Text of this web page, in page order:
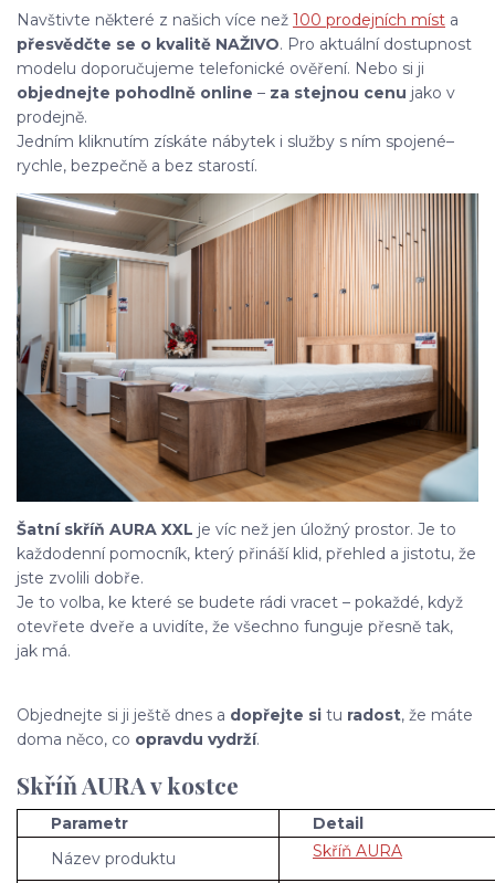
Navštivte některé z našich více než 100 prodejních míst a
přesvědčte se o kvalitě NAŽIVO. Pro aktuální dostupnost
modelu doporučujeme telefonické ověření. Nebo si ji
objednejte pohodlně online – za stejnou cenu jako v
prodejně.
Jedním kliknutím získáte nábytek i služby s ním spojené–
rychle, bezpečně a bez starostí.
Šatní skříň AURA XXL je víc než jen úložný prostor. Je to
každodenní pomocník, který přináší klid, přehled a jistotu, že
jste zvolili dobře.
Je to volba, ke které se budete rádi vracet – pokaždé, když
otevřete dveře a uvidíte, že všechno funguje přesně tak,
jak má.
Objednejte si ji ještě dnes a dopřejte si tu radost, že máte
doma něco, co opravdu vydrží.
Skříň AURA v kostce
Parametr
Detail
Název produktu
Skříň AURA